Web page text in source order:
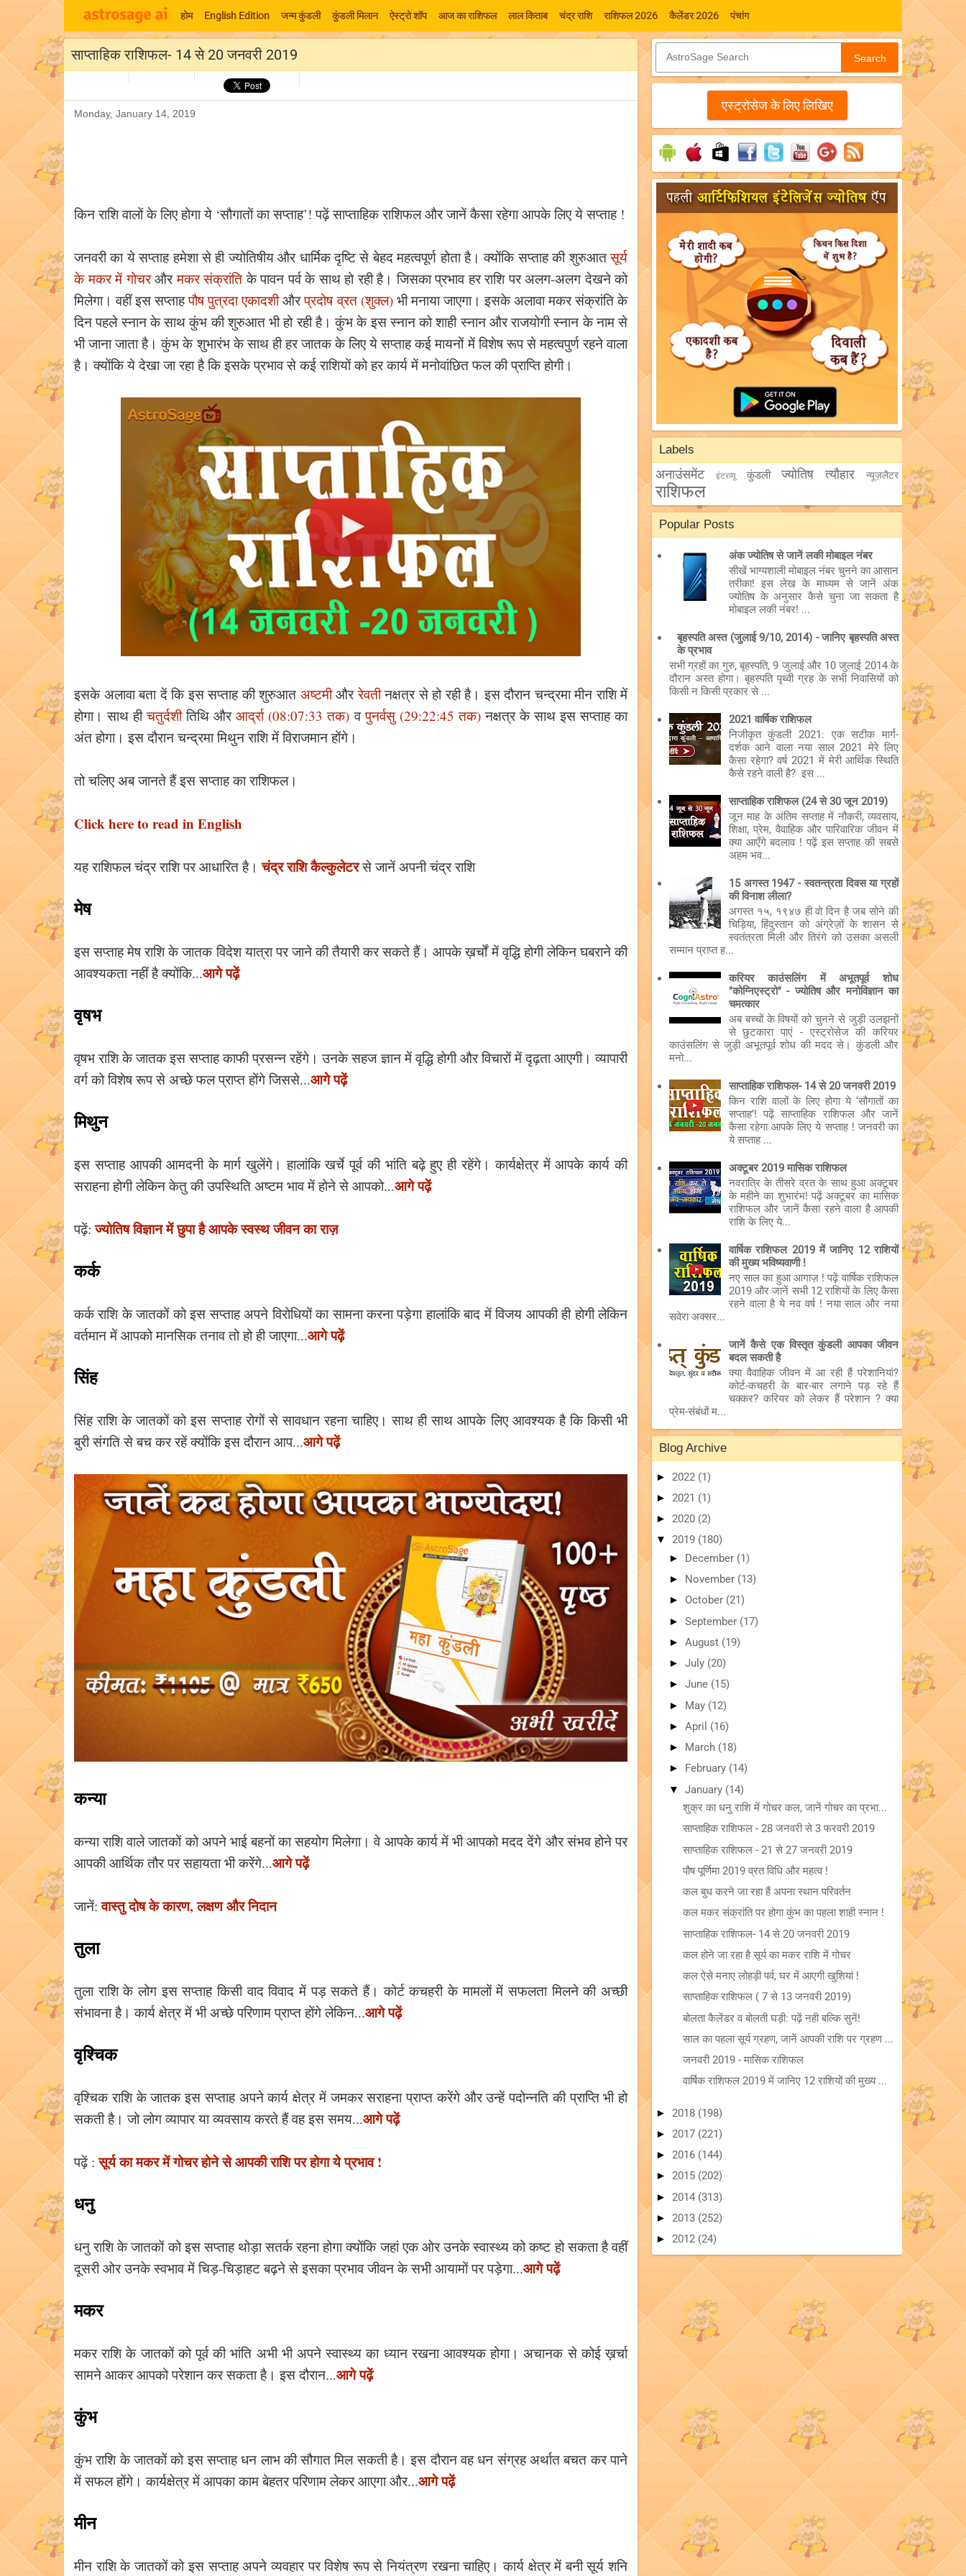
होम English Edition जन्म कुंडली कुंडली मिलान ऐस्ट्रो शॉप आज का राशिफल लाल किताब चंद्र राशि राशिफल 2026 कैलेंडर 2026 पंचांग
साप्ताहिक राशिफल- 14 से 20 जनवरी 2019
Monday, January 14, 2019
किन राशि वालों के लिए होगा ये ‘सौगातों का सप्ताह’! पढ़ें साप्ताहिक राशिफल और जानें कैसा रहेगा आपके लिए ये सप्ताह !
जनवरी का ये सप्ताह हमेशा से ही ज्योतिषीय और धार्मिक दृष्टि से बेहद महत्वपूर्ण होता है। क्योंकि सप्ताह की शुरुआतसूर्य
के मकर में गोचरऔरमकर संक्रांति के पावन पर्व के साथ हो रही है। जिसका प्रभाव हर राशि पर अलग-अलग देखने को
मिलेगा। वहीं इस सप्ताहपौष पुत्रदा एकादशीऔरप्रदोष व्रत (शुक्ल)भी मनाया जाएगा। इसके अलावा मकर संक्रांति के
दिन पहले स्नान के साथ कुंभ की शुरुआत भी हो रही है। कुंभ के इस स्नान को शाही स्नान और राजयोगी स्नान के नाम से
भी जाना जाता है। कुंभ के शुभारंभ के साथ ही हर जातक के लिए ये सप्ताह कई मायनों में विशेष रूप से महत्वपुर्ण रहने वाला
है। क्योंकि ये देखा जा रहा है कि इसके प्रभाव से कई राशियों को हर कार्य में मनोवांछित फल की प्राप्ति होगी।
इसके अलावा बता दें कि इस सप्ताह की शुरुआत अष्टमीऔररेवतीनक्षत्र से हो रही है। इस दौरान चन्द्रमा मीन राशि में
होगा। साथ हीचतुर्दशीतिथि औरआर्द्रा (08:07:33 तक) वपुनर्वसु (29:22:45 तक)नक्षत्र के साथ इस सप्ताह का
अंत होगा। इस दौरान चन्द्रमा मिथुन राशि में विराजमान होंगे।
तो चलिए अब जानते हैं इस सप्ताह का राशिफल।
Click here to read in English
यह राशिफल चंद्र राशि पर आधारित है।चंद्र राशि कैल्कुलेटरसे जानें अपनी चंद्र राशि
मेष
इस सप्ताह मेष राशि के जातक विदेश यात्रा पर जाने की तैयारी कर सकते हैं। आपके ख़र्चों में वृद्धि होगी लेकिन घबराने की
आवश्यकता नहीं है क्योंकि...आगे पढ़ें
वृषभ
वृषभ राशि के जातक इस सप्ताह काफी प्रसन्न रहेंगे। उनके सहज ज्ञान में वृद्धि होगी और विचारों में दृढ़ता आएगी। व्यापारी
वर्ग को विशेष रूप से अच्छे फल प्राप्त होंगे जिससे...आगे पढ़ें
मिथुन
इस सप्ताह आपकी आमदनी के मार्ग खुलेंगे। हालांकि खर्चे पूर्व की भांति बढ़े हुए ही रहेंगे। कार्यक्षेत्र में आपके कार्य की
सराहना होगी लेकिन केतु की उपस्थिति अष्टम भाव में होने से आपको...आगे पढ़ें
पढ़ें:ज्योतिष विज्ञान में छुपा है आपके स्वस्थ जीवन का राज़
कर्क
कर्क राशि के जातकों को इस सप्ताह अपने विरोधियों का सामना करना पड़ेगा हालांकि बाद में विजय आपकी ही होगी लेकिन
वर्तमान में आपको मानसिक तनाव तो हो ही जाएगा...आगे पढ़ें
सिंह
सिंह राशि के जातकों को इस सप्ताह रोगों से सावधान रहना चाहिए। साथ ही साथ आपके लिए आवश्यक है कि किसी भी
बुरी संगति से बच कर रहें क्योंकि इस दौरान आप...आगे पढ़ें
कन्या
कन्या राशि वाले जातकों को अपने भाई बहनों का सहयोग मिलेगा। वे आपके कार्य में भी आपको मदद देंगे और संभव होने पर
आपकी आर्थिक तौर पर सहायता भी करेंगे...आगे पढ़ें
जानें:वास्तु दोष के कारण, लक्षण और निदान
तुला
तुला राशि के लोग इस सप्ताह किसी वाद विवाद में पड़ सकते हैं। कोर्ट कचहरी के मामलों में सफलता मिलने की अच्छी
संभावना है। कार्य क्षेत्र में भी अच्छे परिणाम प्राप्त होंगे लेकिन...आगे पढ़ें
वृश्चिक
वृश्चिक राशि के जातक इस सप्ताह अपने कार्य क्षेत्र में जमकर सराहना प्राप्त करेंगे और उन्हें पदोन्नति की प्राप्ति भी हो
सकती है। जो लोग व्यापार या व्यवसाय करते हैं वह इस समय...आगे पढ़ें
पढ़ें :सूर्य का मकर में गोचर होने से आपकी राशि पर होगा ये प्रभाव !
धनु
धनु राशि के जातकों को इस सप्ताह थोड़ा सतर्क रहना होगा क्योंकि जहां एक ओर उनके स्वास्थ्य को कष्ट हो सकता है वहीं
दूसरी ओर उनके स्वभाव में चिड़-चिड़ाहट बढ़ने से इसका प्रभाव जीवन के सभी आयामों पर पड़ेगा...आगे पढ़ें
मकर
मकर राशि के जातकों को पूर्व की भांति अभी भी अपने स्वास्थ्य का ध्यान रखना आवश्यक होगा। अचानक से कोई ख़र्चा
सामने आकर आपको परेशान कर सकता है। इस दौरान...आगे पढ़ें
कुंभ
कुंभ राशि के जातकों को इस सप्ताह धन लाभ की सौगात मिल सकती है। इस दौरान वह धन संग्रह अर्थात बचत कर पाने
में सफल होंगे। कार्यक्षेत्र में आपका काम बेहतर परिणाम लेकर आएगा और...आगे पढ़ें
मीन
मीन राशि के जातकों को इस सप्ताह अपने व्यवहार पर विशेष रूप से नियंत्रण रखना चाहिए। कार्य क्षेत्र में बनी सूर्य शनि
Search
एस्‍ट्रोसेज के लिए लिखिए
Labels
अनाउंसमेंट इंटरव्यू कुंडली ज्योतिष त्यौहार न्यूज़लैटर
राशिफल
Popular Posts
अंक ज्योतिष से जानें लकी मोबाइल नंबर
सीखें भाग्यशाली मोबाइल नंबर चुनने का आसान
तरीका! इस लेख के माध्यम से जानें अंक
ज्योतिष के अनुसार कैसे चुना जा सकता है
मोबाइल लकी नंबर! ...
बृहस्पति अस्त (जुलाई 9/10, 2014) - जानिए बृहस्पति अस्त
के प्रभाव
सभी ग्रहों का गुरु, बृहस्पति, 9 जुलाई और 10 जुलाई 2014 के
दौरान अस्त होगा। बृहस्पति पृथ्वी ग्रह के सभी निवासियों को
किसी न किसी प्रकार से ...
2021 वार्षिक राशिफल
निजीकृत कुंडली 2021: एक सटीक मार्ग-
दर्शक आने वाला नया साल 2021 मेरे लिए
कैसा रहेगा? वर्ष 2021 में मेरी आर्थिक स्थिति
कैसे रहने वाली है? इस ...
साप्ताहिक राशिफल (24 से 30 जून 2019)
जून माह के अंतिम सप्ताह में नौकरी, व्यवसाय,
शिक्षा, प्रेम, वैवाहिक और पारिवारिक जीवन में
क्या आएँगे बदलाव ! पढ़ें इस सप्ताह की सबसे
अहम भव...
15 अगस्त 1947 - स्वतन्त्रता दिवस या ग्रहों
की विनाश लीला?
अगस्त १५, १९४७ ही वो दिन है जब सोने की
चिड़िया, हिंदुस्तान को अंग्रेज़ों के शासन से
स्वतंत्रता मिली और तिरंगे को उसका असली
सम्मान प्राप्त ह...
करियर काउंसलिंग में अभूतपूर्व शोध
"कोग्निएस्ट्रो" - ज्योतिष और मनोविज्ञान का
चमत्कार
अब बच्चों के विषयों को चुनने से जुड़ी उलझनों
से छुटकारा पाएं - एस्ट्रोसेज की करियर
काउंसलिंग से जुड़ी अभूतपूर्व शोध की मदद से। कुंडली और
मनो...
साप्ताहिक राशिफल- 14 से 20 जनवरी 2019
किन राशि वालों के लिए होगा ये ‘सौगातों का
सप्ताह’! पढ़ें साप्ताहिक राशिफल और जानें
कैसा रहेगा आपके लिए ये सप्ताह ! जनवरी का
ये सप्ताह ...
अक्टूबर 2019 मासिक राशिफल
नवरात्रि के तीसरे व्रत के साथ हुआ अक्टूबर
के महीने का शुभारंभ! पढ़ें अक्टूबर का मासिक
राशिफल और जानें कैसा रहने वाला है आपकी
राशि के लिए ये...
वार्षिक राशिफल 2019 में जानिए 12 राशियों
की मुख्य भविष्यवाणी !
नए साल का हुआ आगाज़ ! पढ़ें वार्षिक राशिफल
2019 और जानें सभी 12 राशियों के लिए कैसा
रहने वाला है ये नव वर्ष ! नया साल और नया
सवेरा अक्सर...
जानें कैसे एक विस्तृत कुंडली आपका जीवन
बदल सकती है
क्या वैवाहिक जीवन में आ रही हैं परेशानियां?
कोर्ट-कचहरी के बार-बार लगाने पड़ रहे हैं
चक्कर? करियर को लेकर हैं परेशान ? क्या
प्रेम-संबंधों म...
Blog Archive
► 2022 (1)
► 2021 (1)
► 2020 (2)
▼ 2019 (180)
► December (1)
► November (13)
► October (21)
► September (17)
► August (19)
► July (20)
► June (15)
► May (12)
► April (16)
► March (18)
► February (14)
▼ January (14)
शुक्र का धनु राशि में गोचर कल, जानें गोचर का प्रभा...
साप्ताहिक राशिफल - 28 जनवरी से 3 फरवरी 2019
साप्ताहिक राशिफल - 21 से 27 जनवरी 2019
पौष पूर्णिमा 2019 व्रत विधि और महत्व !
कल बुध करने जा रहा हैं अपना स्थान परिवर्तन
कल मकर संक्रांति पर होगा कुंभ का पहला शाही स्नान !
साप्ताहिक राशिफल- 14 से 20 जनवरी 2019
कल होने जा रहा है सूर्य का मकर राशि में गोचर
कल ऐसे मनाए लोहड़ी पर्व, घर में आएगी खुशियां !
साप्ताहिक राशिफल ( 7 से 13 जनवरी 2019)
बोलता कैलेंडर व बोलती घड़ी: पढ़ें नही बल्कि सुनें!
साल का पहला सूर्य ग्रहण, जानें आपकी राशि पर ग्रहण ...
जनवरी 2019 - मासिक राशिफल
वार्षिक राशिफल 2019 में जानिए 12 राशियों की मुख्य ...
► 2018 (198)
► 2017 (221)
► 2016 (144)
► 2015 (202)
► 2014 (313)
► 2013 (252)
► 2012 (24)